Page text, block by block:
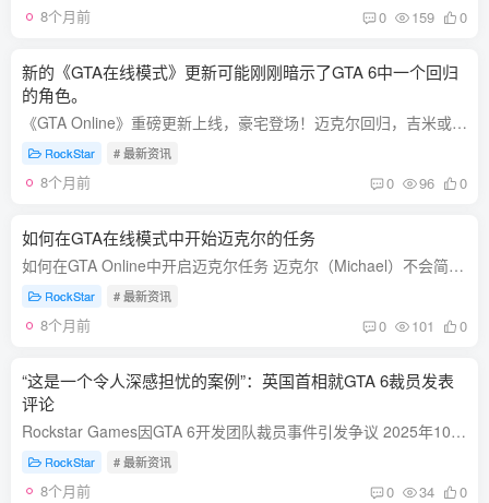
8个月前 0 159 0
新的《GTA在线模式》更新可能刚刚暗示了GTA 6中一个回归
的角色。
《GTA Online》重磅更新上线，豪宅登场！迈克尔回归，吉米或将现身《GTA 6》？ 12月10日，Rockstar Games 正式推出《GTA Online》备受期待的“山庄豪宅”（ A Safehouse in the Hills ）免费大...
RockStar # 最新资讯
8个月前 0 96 0
如何在GTA在线模式中开始迈克尔的任务
如何在GTA Online中开启迈克尔任务 迈克尔（Michael）不会简单地给你打电话让你直接开始做生意。相反，你需要先完成一些前置条件。以下是详细的步骤指南，帮助你顺利完成迈克尔的任务。 前置条...
RockStar # 最新资讯
8个月前 0 101 0
“这是一个令人深感担忧的案例”：英国首相就GTA 6裁员发表
评论
Rockstar Games因GTA 6开发团队裁员事件引发争议 2025年10月下旬，Rockstar Games North（位于苏格兰爱丁堡的Rockstar North工作室）解雇了31名参与《GTA 6》开发的员工。根据官方声明，这些裁...
RockStar # 最新资讯
8个月前 0 34 0